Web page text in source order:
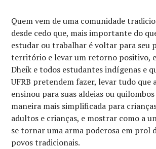
Quem vem de uma comunidade
desde cedo que, mais importante do
estudar ou trabalhar é voltar para seu
território e levar um retorno positivo, e
Dheik e todos estudantes indígenas e
UFRB pretendem fazer, levar tudo que
ensinou para suas aldeias ou
maneira mais simplificada para
adultos e crianças, e mostrar como a
se tornar uma arma poderosa em prol
povos tradicionais.